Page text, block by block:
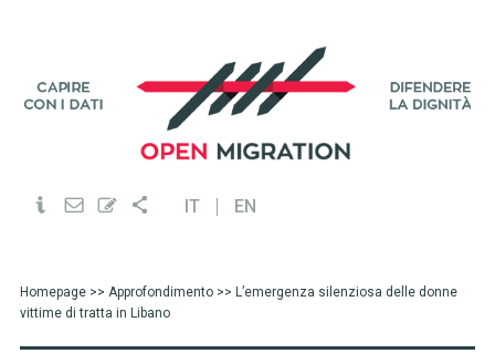
IT EN
Homepage>> Approfondimento>> L’emergenza silenziosa delle donne
vittime di tratta in Libano